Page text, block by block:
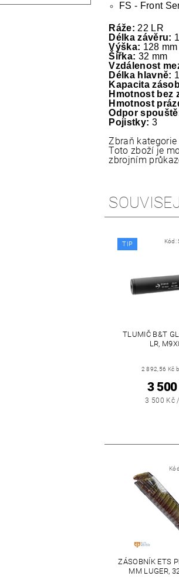
FS - Front
Ráže: 22 LR
Délka závěru:
Výška: 128 mm
Šířka: 32 mm
Vzdálenost
Délka hlavně:
Kapacita
Hmotnost bez
Hmotnost
Odpor
Pojistky: 3
Zbraň kategorie
Toto zboží je
zbrojním
TIP Kód:
TLUMIČ B&T
LR,
2 892,56 Kč
3
3 500 Kč
ZÁSOBNÍK ETS
MM LUGER,